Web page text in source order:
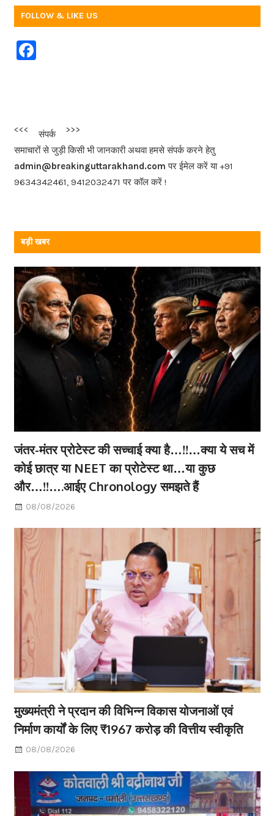
FOLLOW & LIKE US
F
b
o
o
k
<<< संपर्क
>>>
समाचारों से जुड़ी किसी भी जानकारी अथवा हमसे संपर्क करने हेतु
admin@breakinguttarakhand.com पर ईमेल करें या +91
9634342461, 9412032471 पर कॉल करें !
बड़ी खबर
जंतर-मंतर प्रोटेस्ट की सच्चाई क्या है…!!…क्या ये सच में
कोई छात्र या NEET का प्रोटेस्ट था…या कुछ
और…!!….आईए Chronology समझते हैं
08/08/2026
मुख्यमंत्री ने प्रदान की विभिन्न विकास योजनाओं एवं
निर्माण कार्यों के लिए ₹1967 करोड़ की वित्तीय स्वीकृति
08/08/2026